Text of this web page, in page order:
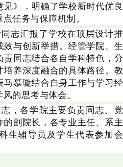
》，明确了学校新时代优良
任务与保障机制。
志汇报了学校在顶层设计推
与创新举措。经管学院、生
同志结合各自学科特色，分
养深度融合的具体路径。教
马慕璇结合自身工作与学习经
的思考与体会。
，各学院主要负责同志、党
副院长，各专业主任、系主
生辅导员及学生代表参加会